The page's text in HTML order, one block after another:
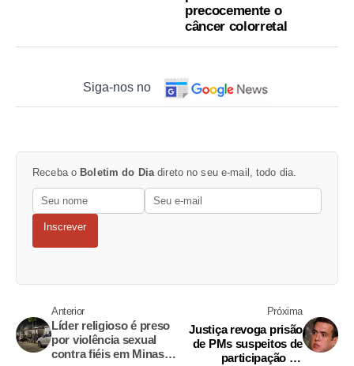
precocemente o
câncer colorretal
Siga-nos no
Receba o Boletim do Dia direto no seu e-mail, todo dia.
Inscrever
Anterior
Líder religioso é preso
por violência sexual
contra fiéis em Minas
Próxima
Justiça revoga prisão
de PMs suspeitos de
participação no